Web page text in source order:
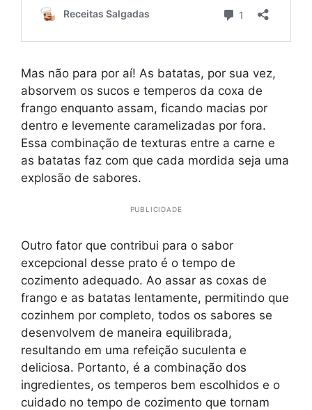
Mas não para por aí! As batatas, por sua vez,
absorvem os sucos e temperos da coxa de
frango enquanto assam, ficando macias por
dentro e levemente caramelizadas por fora.
Essa combinação de texturas entre a carne e
as batatas faz com que cada mordida seja uma
explosão de sabores.
PUBLICIDADE
Outro fator que contribui para o sabor
excepcional desse prato é o tempo de
cozimento adequado. Ao assar as coxas de
frango e as batatas lentamente, permitindo que
cozinhem por completo, todos os sabores se
desenvolvem de maneira equilibrada,
resultando em uma refeição suculenta e
deliciosa. Portanto, é a combinação dos
ingredientes, os temperos bem escolhidos e o
cuidado no tempo de cozimento que tornam